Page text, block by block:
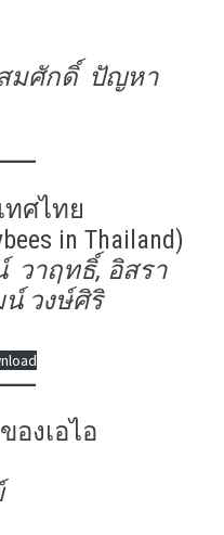
มศักดิ์ ปัญหา
ทศไทย
in Thailand)
าฤทธิ์, อิสรา
วงษ์ศิริ
งเอไอ